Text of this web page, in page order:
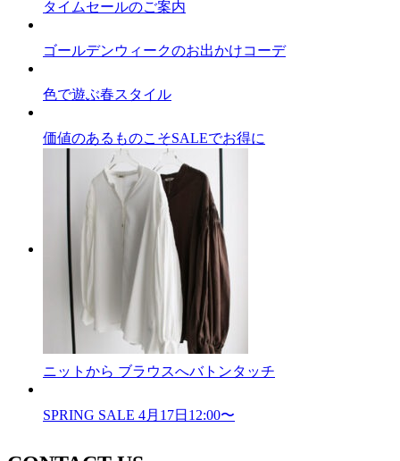
タイムセールのご案内
ゴールデンウィークのお出かけコーデ
色で遊ぶ春スタイル
価値のあるものこそSALEでお得に
ニットから ブラウスへバトンタッチ
SPRING SALE 4月17日12:00〜